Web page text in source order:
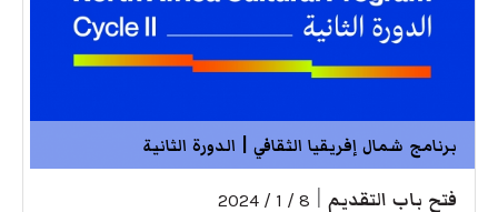
برنامج شمال إفريقيا الثقافي | الدورة الثانية
فتح باب التقديم 8 / 1 / 2024